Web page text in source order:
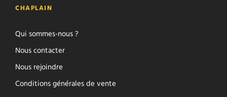
CHAPLAIN
Qui sommes-nous ?
Nous contacter
Nous rejoindre
Conditions générales de vente